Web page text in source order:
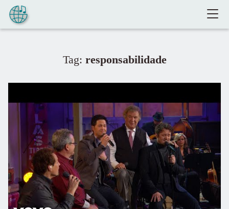
Pular para o conteúdo
Tag: responsabilidade